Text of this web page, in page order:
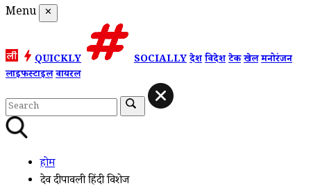
Menu ✕
QUICKLY SOCIALLYदेशविदेशटेकखेलमनोरंजन
लाइफस्टाइलवायरल
होम
देव दीपावली हिंदी विशेज